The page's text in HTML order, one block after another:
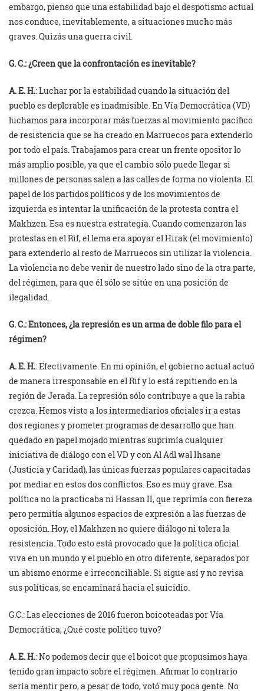
embargo, pienso que una estabilidad bajo el despotismo actual
nos conduce, inevitablemente, a situaciones mucho más
graves. Quizás una guerra civil.
G. C.: ¿Creen que la confrontación es inevitable?
A. E. H.: Luchar por la estabilidad cuando la situación del
pueblo es deplorable es inadmisible. En Vía Democrática (VD)
luchamos para incorporar más fuerzas al movimiento pacífico
de resistencia que se ha creado en Marruecos para extenderlo
por todo el país. Trabajamos para crear un frente opositor lo
más amplio posible, ya que el cambio sólo puede llegar si
millones de personas salen a las calles de forma no violenta. El
papel de los partidos políticos y de los movimientos de
izquierda es intentar la unificación de la protesta contra el
Makhzen. Esa es nuestra estrategia. Cuando comenzaron las
protestas en el Rif, el lema era apoyar el Hirak (el movimiento)
para extenderlo al resto de Marruecos sin utilizar la violencia.
La violencia no debe venir de nuestro lado sino de la otra parte,
del régimen, para que él sólo se sitúe en una posición de
ilegalidad.
G. C.: Entonces, ¿la represión es un arma de doble filo para el
régimen?
A. E. H.: Efectivamente. En mi opinión, el gobierno actual actuó
de manera irresponsable en el Rif y lo está repitiendo en la
región de Jerada. La represión sólo contribuye a que la rabia
crezca. Hemos visto a los intermediarios oficiales ir a estas
dos regiones y prometer programas de desarrollo que han
quedado en papel mojado mientras suprimía cualquier
iniciativa de diálogo con el VD y con Al Adl wal Ihsane
(Justicia y Caridad), las únicas fuerzas populares capacitadas
por mediar en estos dos conflictos. Eso es muy grave. Esa
política no la practicaba ni Hassan II, que reprimía con fiereza
pero permitía algunos espacios de expresión a las fuerzas de
oposición. Hoy, el Makhzen no quiere diálogo ni tolera la
resistencia. Todo esto está provocado que la política oficial
viva en un mundo y el pueblo en otro diferente, separados por
un abismo enorme e irreconciliable. Si sigue así y no revisa
sus políticas, se encaminará hacia el suicidio.
G.C.: Las elecciones de 2016 fueron boicoteadas por Vía
Democrática, ¿Qué coste político tuvo?
A. E. H.: No podemos decir que el boicot que propusimos haya
tenido gran impacto sobre el régimen. Afirmar lo contrario
sería mentir pero, a pesar de todo, votó muy poca gente. No